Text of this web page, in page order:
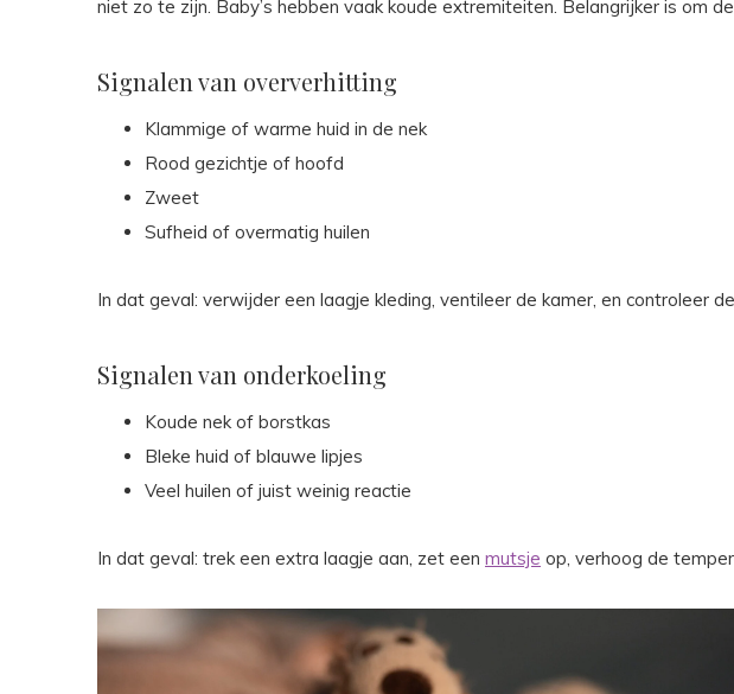
niet zo te zijn. Baby’s hebben vaak koude extremiteiten. Belangrijker is om
Signalen van oververhitting
Klammige of warme huid in de nek
Rood gezichtje of hoofd
Zweet
Sufheid of overmatig huilen
In dat geval: verwijder een laagje kleding, ventileer de kamer, en controleer
Signalen van onderkoeling
Koude nek of borstkas
Bleke huid of blauwe lipjes
Veel huilen of juist weinig reactie
In dat geval: trek een extra laagje aan, zet een mutsje op, verhoog de